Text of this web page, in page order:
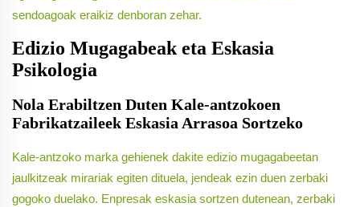
sendoagoak eraikiz denboran zehar.
Edizio Mugagabeak eta Eskasia
Psikologia
Nola Erabiltzen Duten Kale-antzokoen
Fabrikatzaileek Eskasia Arrasoa Sortzeko
Kale-antzoko marka gehienek dakite edizio mugagabeetan
jaulkitzeak mirariak egiten dituela, jendeak ezin duen zerbaki
gogoko duelako. Enpresak eskasia sortzen dutenean, zerbaki